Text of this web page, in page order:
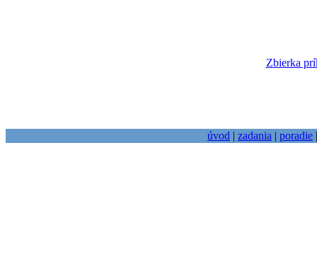
Zbierka
úvod | zadania | poradie